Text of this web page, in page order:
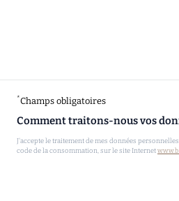
*Champs obligatoires
Comment traitons-nous vos
J'accepte le traitement de mes données
code de la consommation, sur le site Internet